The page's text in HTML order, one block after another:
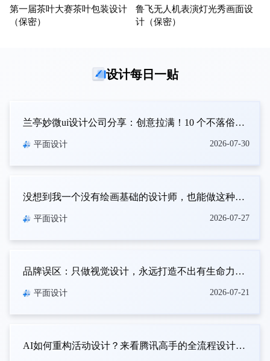
第⼀届茶叶⼤赛茶叶包装设计
（保密）
鲁⻜⽆⼈机表演灯光秀画⾯设
计（保密）
设计每日一贴
兰亭妙微ui设计公司分享：创意拉满！10 个不落俗套的 LOGO 设计实战思路
平面设计 2026-07-30
没想到我一个没有绘画基础的设计师，也能做这种海报！
平面设计 2026-07-27
品牌误区：只做视觉设计，永远打造不出有生命力的品牌
平面设计 2026-07-21
AI如何重构活动设计？来看腾讯高手的全流程设计复盘！